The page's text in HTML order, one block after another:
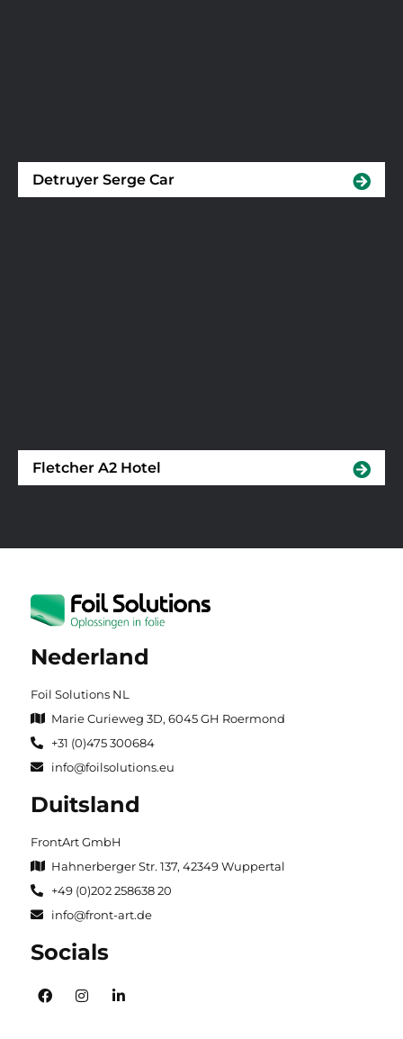
Detruyer Serge Car
Fletcher A2 Hotel
Nederland
Foil Solutions NL
Marie Curieweg 3D, 6045 GH Roermond
+31 (0)475 300684
info@foilsolutions.eu
Duitsland
FrontArt GmbH
Hahnerberger Str. 137, 42349 Wuppertal
+49 (0)202 258638 20
info@front-art.de
Socials